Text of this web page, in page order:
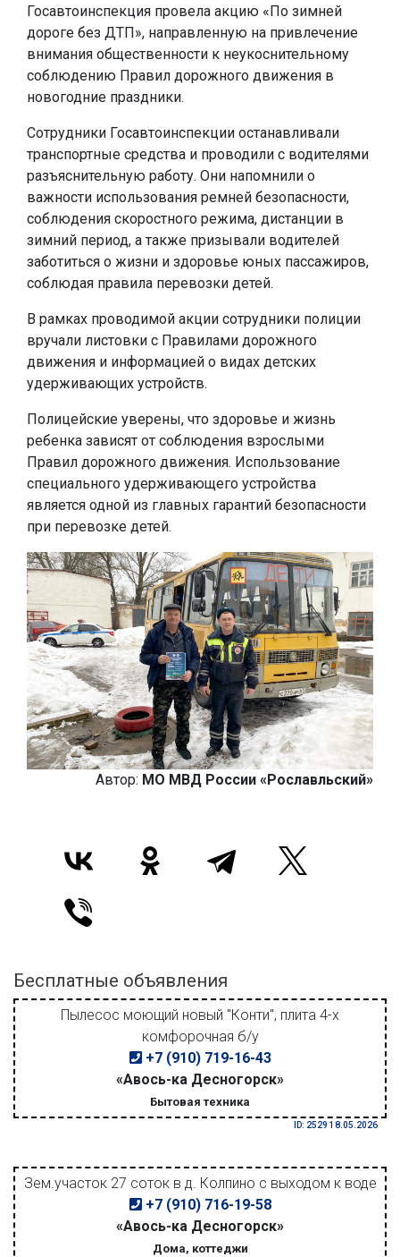
Госавтоинспекция провела акцию «По зимней
дороге без ДТП», направленную на привлечение
внимания общественности к неукоснительному
соблюдению Правил дорожного движения в
новогодние праздники.
Сотрудники Госавтоинспекции останавливали
транспортные средства и проводили с водителями
разъяснительную работу. Они напомнили о
важности использования ремней безопасности,
соблюдения скоростного режима, дистанции в
зимний период, а также призывали водителей
заботиться о жизни и здоровье юных пассажиров,
соблюдая правила перевозки детей.
В рамках проводимой акции сотрудники полиции
вручали листовки с Правилами дорожного
движения и информацией о видах детских
удерживающих устройств.
Полицейские уверены, что здоровье и жизнь
ребенка зависят от соблюдения взрослыми
Правил дорожного движения. Использование
специального удерживающего устройства
является одной из главных гарантий безопасности
при перевозке детей.
Автор: МО МВД России «Рославльский»
Бесплатные объявления
Пылесос моющий новый "Конти", плита 4-х
комфорочная б/у
+7 (910) 719-16-43
«Авось-ка Десногорск»
Бытовая техника
ID: 2529 18.05.2026
Зем.участок 27 соток в д. Колпино с выходом к воде
+7 (910) 716-19-58
«Авось-ка Десногорск»
Дома, коттеджи